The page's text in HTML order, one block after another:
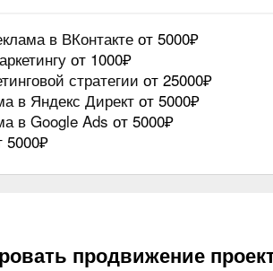
в ВКонтакте от 5000₽
от 1000₽
стратегии от 25000₽
в Яндекс Директот 5000₽
в Google Ads от 5000₽
5000₽
продвижение